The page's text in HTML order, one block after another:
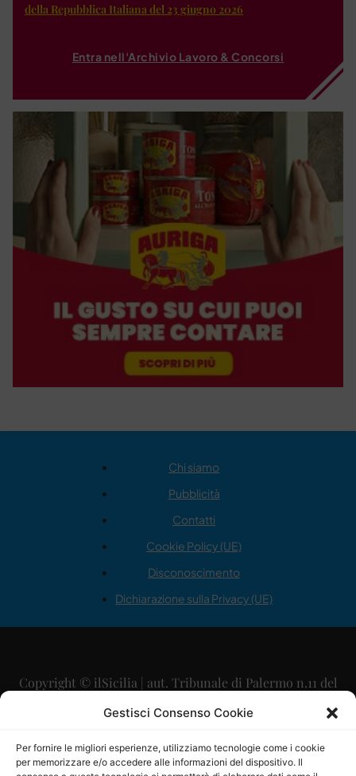
Gestisci Consenso Cookie
Per fornire le migliori esperienze, utilizziamo tecnologie come i cookie
per memorizzare e/o accedere alle informazioni del dispositivo. Il
della Repubblica Italiana del 23 giugno 2026
Entra nell'Archivio Lavoro & Concorsi
Chi siamo
Pubblicità
Contatti
Cookie Policy (UE)
Disconoscimento
Dichiarazione sulla Privacy (UE)
Copyright © ilSicilia | aut. Tribunale di Palermo n.11 del
29/09/2015
Direttore Editoriale: Maurizio Scaglione